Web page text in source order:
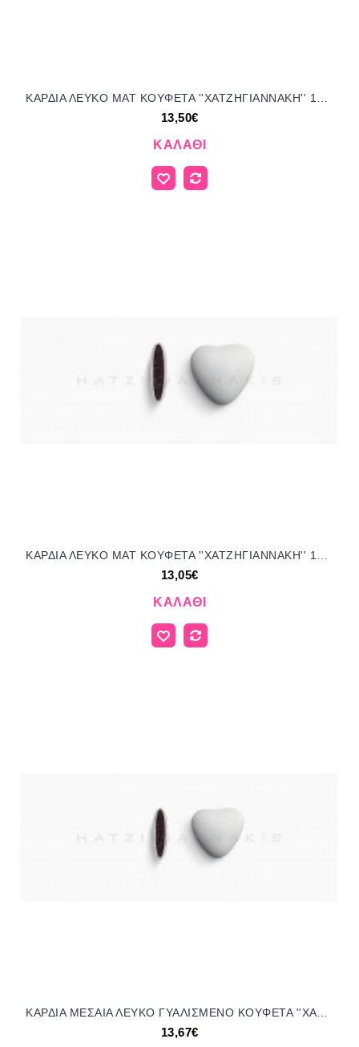
13,50€
ΚΑΛΆΘΙ
ΚΑΡΔΙΑ ΛΕΥΚΟ ΜΑΤ KOYΦΕΤΑ ''ΧΑΤΖΗΓΙΑΝΝΑΚΗ'' 1KG 110154.001 13.05€!!!
13,05€
ΚΑΛΆΘΙ
ΚΑΡΔΙΑ ΜΕΣΑΙΑ ΛΕΥΚΟ ΓΥΑΛΙΣΜΕΝΟ KOYΦΕΤΑ ''ΧΑΤΖΗΓΙΑΝΝΑΚΗ'' 1KG 120154.002 13.67€!!!
13,67€